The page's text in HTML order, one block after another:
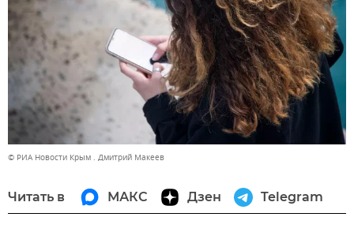
© РИА Новости Крым . Дмитрий Макеев
Читать в МАКС Дзен Telegram